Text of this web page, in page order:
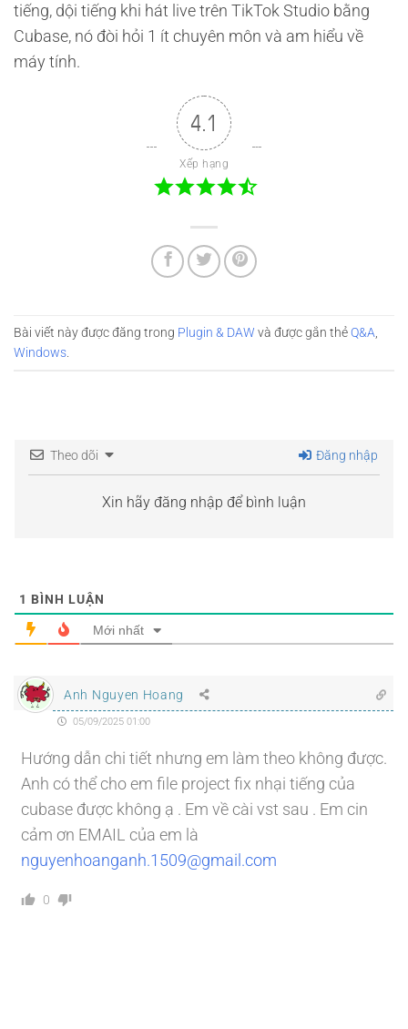
tiếng, dội tiếng khi hát live trên TikTok Studio bằng
Cubase, nó đòi hỏi 1 ít chuyên môn và am hiểu về
máy tính.
4.1
Xếp hạng
Bài viết này được đăng trong Plugin & DAW và được gắn thẻQ&A
Windows
Theo dõi Đăng nhập
Xin hãy đăng nhập để bình luận
1 BÌNH LUẬN
Mới nhất
Anh Nguyen Hoang
05/09/2025 01:00
Hướng dẫn chi tiết nhưng em làm theo không được.
Anh có thể cho em file project fix nhại tiếng của
cubase được không ạ . Em về cài vst sau . Em cin
cảm ơn EMAIL của em là
nguyenhoanganh.1509@gmail.com
0